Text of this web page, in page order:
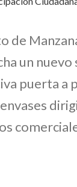
de
un nuevo
puerta a